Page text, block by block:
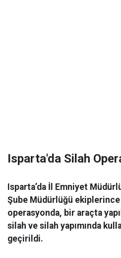
Isparta'da Silah
Isparta’da İl Emniyet
Şube Müdürlüğü
operasyonda, bir araçta
silah ve silah yapımında
geçirildi.